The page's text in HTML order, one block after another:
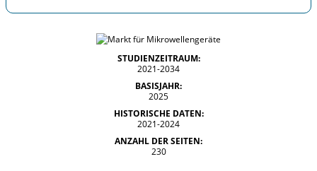
STUDIENZEITRAUM:
2021-2034
BASISJAHR:
2025
HISTORISCHE DATEN:
2021-2024
ANZAHL DER SEITEN:
230